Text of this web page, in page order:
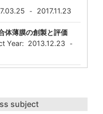
- 2017.11.23
体薄膜の創製と評価
Year: 2013.12.23 -
subject